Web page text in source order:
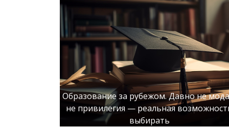
Образование за рубежом. Давно не
не привилегия — реальная
выбирать